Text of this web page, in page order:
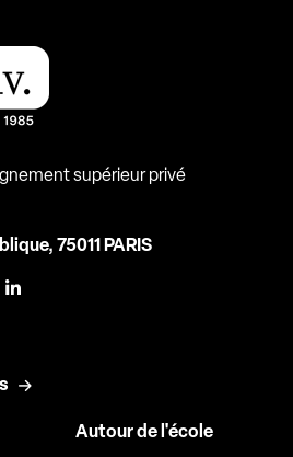
supérieur privé
75011 PARIS
Autour de l'école